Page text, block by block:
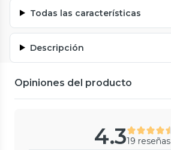
Todas las características
Descripción
Opiniones del producto
4.319 reseñas